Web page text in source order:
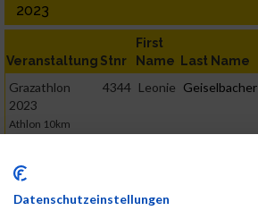
2023
Veranstaltung Stnr
First
Name
Last Name
Grazathlon
2023
Athlon 10km
4344 Leonie Geiselbacher
2023
Team
Datenschutzeinstellungen